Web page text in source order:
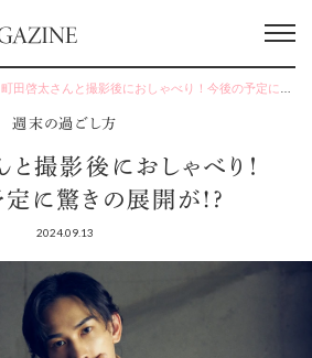
町田啓太さんと撮影後におしゃべり！今後の予定に驚きの展開が!?
週末の過ごし方
と撮影後におしゃべり！
に驚きの展開が!?
2024.09.13